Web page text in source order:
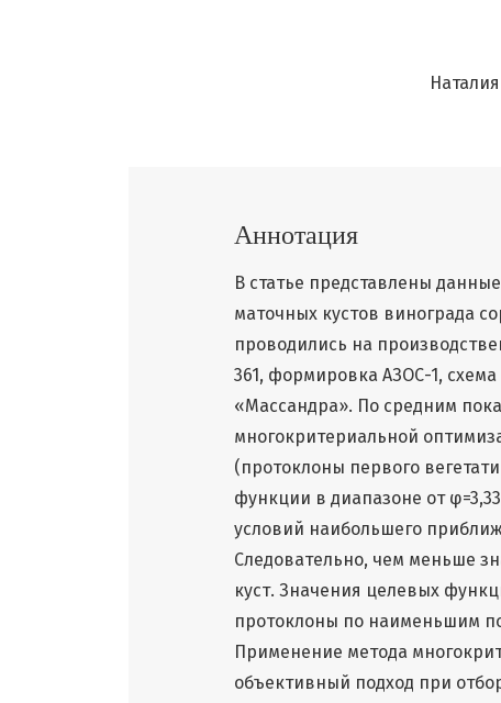
Аннотация
В статье представлены
маточных кустов винограда
проводились на
361, формировка АЗОС-1,
«Массандра». По средним
многокритериальной
(протоклоны первого
функции в диапазоне от
условий наибольшего
Следовательно, чем меньше
куст. Значения целевых
протоклоны по наименьшим
Применение метода
объективный подход при